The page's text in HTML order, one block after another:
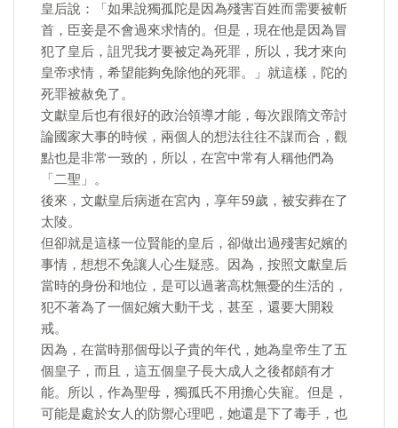
皇后說：「如果說獨孤陀是因為殘害百姓而需要被斬
首，臣妾是不會過來求情的。但是，現在他是因為冒
犯了皇后，詛咒我才要被定為死罪，所以，我才來向
皇帝求情，希望能夠免除他的死罪。」就這樣，陀的
死罪被赦免了。
文獻皇后也有很好的政治領導才能，每次跟隋文帝討
論國家大事的時候，兩個人的想法往往不謀而合，觀
點也是非常一致的，所以，在宮中常有人稱他們為
「二聖」。
後來，文獻皇后病逝在宮內，享年59歲，被安葬在了
太陵。
但卻就是這樣一位賢能的皇后，卻做出過殘害妃嬪的
事情，想想不免讓人心生疑惑。因為，按照文獻皇后
當時的身份和地位，是可以過著高枕無憂的生活的，
犯不著為了一個妃嬪大動干戈，甚至，還要大開殺
戒。
因為，在當時那個母以子貴的年代，她為皇帝生了五
個皇子，而且，這五個皇子長大成人之後都頗有才
能。所以，作為聖母，獨孤氏不用擔心失寵。但是，
可能是處於女人的防禦心理吧，她還是下了毒手，也